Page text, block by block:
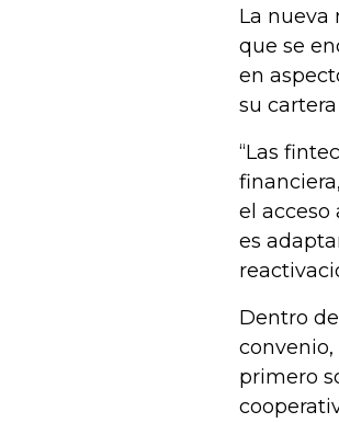
La nueva
que se
en
su
“Las
el acceso
es
Dentro
primero